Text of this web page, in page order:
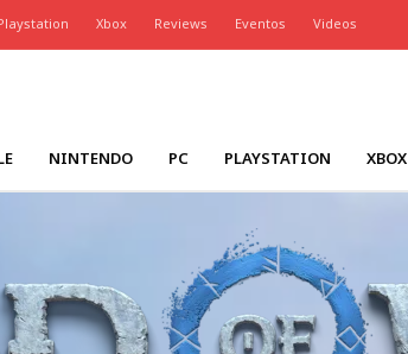
Xbox Reviews Eventos Videos
NINTENDO PC PLAYSTATION XBOX